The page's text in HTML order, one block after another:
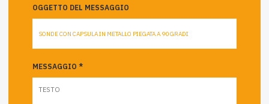
OGGETTO DEL MESSAGGIO
MESSAGGIO *